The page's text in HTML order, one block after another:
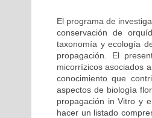
El programa de
conservación de
taxonomía y ecología
propagación. El
micorrízicos asociados
conocimiento que
aspectos de biología
propagación in Vitro y
hacer un listado